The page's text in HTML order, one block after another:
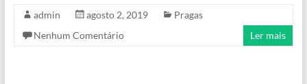
admin agosto 2, 2019
Pragas
Nenhum Comentário
Ler mais